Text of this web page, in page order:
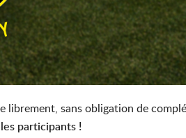
sans obligation de
participants !